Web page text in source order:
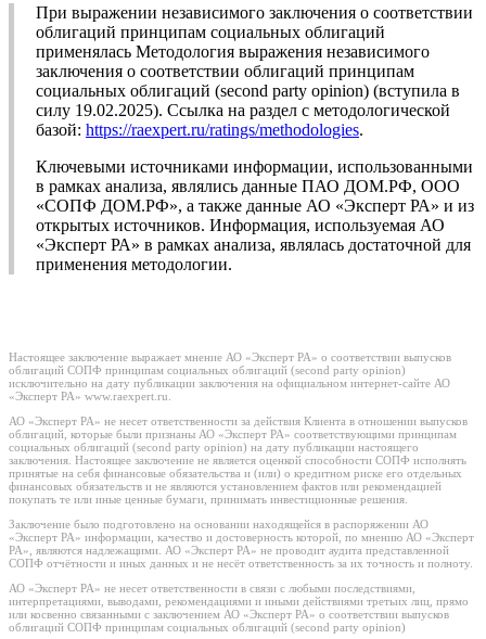
При выражении независимого заключения о соответствии
облигаций принципам социальных облигаций
применялась Методология выражения независимого
заключения о соответствии облигаций принципам
социальных облигаций (second party opinion) (вступила в
силу 19.02.2025). Ссылка на раздел с методологической
базой: https://raexpert.ru/ratings/methodologies.
Ключевыми источниками информации, использованными
в рамках анализа, являлись данные ПАО ДОМ.РФ, ООО
«СОПФ ДОМ.РФ», а также данные АО «Эксперт РА» и из
открытых источников. Информация, используемая АО
«Эксперт РА» в рамках анализа, являлась достаточной для
применения методологии.
Настоящее заключение выражает мнение АО «Эксперт РА» о соответствии выпусков
облигаций СОПФ принципам социальных облигаций (second party opinion)
исключительно на дату публикации заключения на официальном интернет-сайте АО
«Эксперт РА» www.raexpert.ru.
АО «Эксперт РА» не несет ответственности за действия Клиента в отношении выпусков
облигаций, которые были признаны АО «Эксперт РА» соответствующими принципам
социальных облигаций (second party opinion) на дату публикации настоящего
заключения. Настоящее заключение не является оценкой способности СОПФ исполнять
принятые на себя финансовые обязательства и (или) о кредитном риске его отдельных
финансовых обязательств и не являются установлением фактов или рекомендацией
покупать те или иные ценные бумаги, принимать инвестиционные решения.
Заключение было подготовлено на основании находящейся в распоряжении АО
«Эксперт РА» информации, качество и достоверность которой, по мнению АО «Эксперт
РА», являются надлежащими. АО «Эксперт РА» не проводит аудита представленной
СОПФ отчётности и иных данных и не несёт ответственность за их точность и полноту.
АО «Эксперт РА» не несет ответственности в связи с любыми последствиями,
интерпретациями, выводами, рекомендациями и иными действиями третьих лиц, прямо
или косвенно связанными с заключением АО «Эксперт РА» о соответствии выпусков
облигаций СОПФ принципам социальных облигаций (second party opinion)